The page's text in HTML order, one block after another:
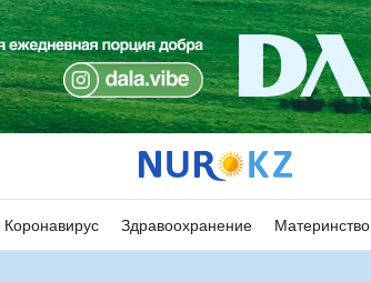
Коронавирус Здравоохранение Материнство